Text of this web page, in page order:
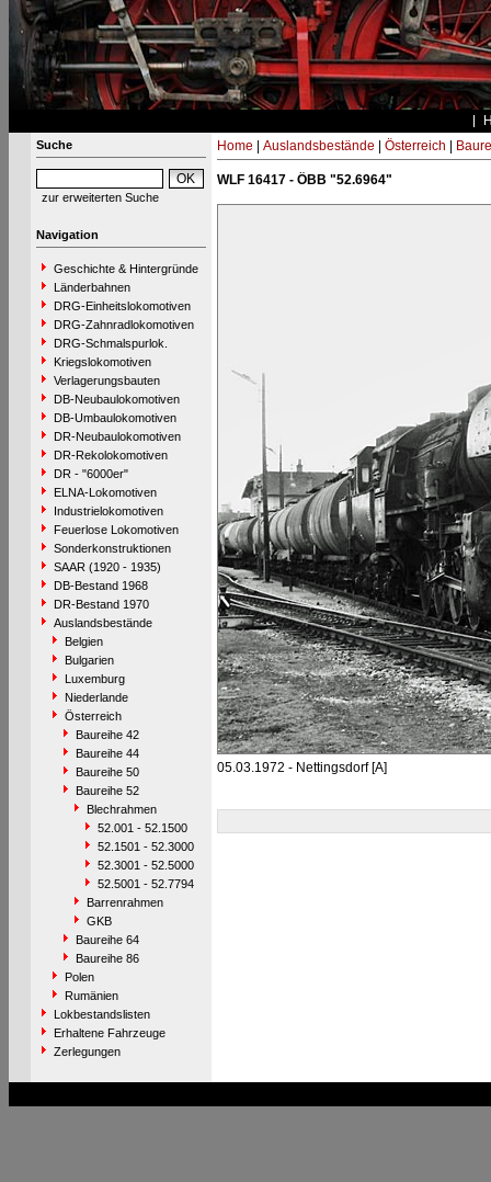
Suche
zur erweiterten Suche
Navigation
Geschichte & Hintergründe
Länderbahnen
DRG-Einheitslokomotiven
DRG-Zahnradlokomotiven
DRG-Schmalspurlok.
Kriegslokomotiven
Verlagerungsbauten
DB-Neubaulokomotiven
DB-Umbaulokomotiven
DR-Neubaulokomotiven
DR-Rekolokomotiven
DR - "6000er"
ELNA-Lokomotiven
Industrielokomotiven
Feuerlose Lokomotiven
Sonderkonstruktionen
SAAR (1920 - 1935)
DB-Bestand 1968
DR-Bestand 1970
Auslandsbestände
Belgien
Bulgarien
Luxemburg
Niederlande
Österreich
Baureihe 42
Baureihe 44
Baureihe 50
Baureihe 52
Blechrahmen
52.001 - 52.1500
52.1501 - 52.3000
52.3001 - 52.5000
52.5001 - 52.7794
Barrenrahmen
GKB
Baureihe 64
Baureihe 86
Polen
Rumänien
Lokbestandslisten
Erhaltene Fahrzeuge
Zerlegungen
Home Auslandsbestände Österreich
WLF 16417 - ÖBB "52.6964"
05.03.1972 - Nettingsdorf [A]